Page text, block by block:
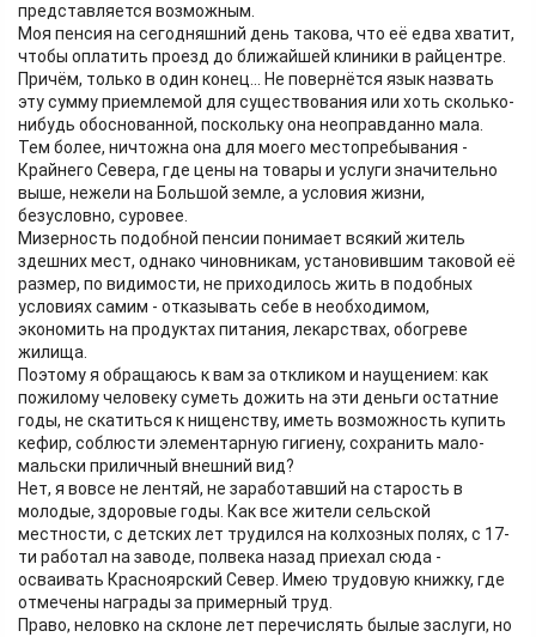
представляется возможным.
Моя пенсия на сегодняшний день такова, что её едва хватит,
чтобы оплатить проезд до ближайшей клиники в райцентре.
Причём, только в один конец... Не повернётся язык назвать
эту сумму приемлемой для существования или хоть сколько-
нибудь обоснованной, поскольку она неоправданно мала.
Тем более, ничтожна она для моего местопребывания -
Крайнего Севера, где цены на товары и услуги значительно
выше, нежели на Большой земле, а условия жизни,
безусловно, суровее.
Мизерность подобной пенсии понимает всякий житель
здешних мест, однако чиновникам, установившим таковой её
размер, по видимости, не приходилось жить в подобных
условиях самим - отказывать себе в необходимом,
экономить на продуктах питания, лекарствах, обогреве
жилища.
Поэтому я обращаюсь к вам за откликом и наущением: как
пожилому человеку суметь дожить на эти деньги остатние
годы, не скатиться к нищенству, иметь возможность купить
кефир, соблюсти элементарную гигиену, сохранить мало-
мальски приличный внешний вид?
Нет, я вовсе не лентяй, не заработавший на старость в
молодые, здоровые годы. Как все жители сельской
местности, с детских лет трудился на колхозных полях, с 17-
ти работал на заводе, полвека назад приехал сюда -
осваивать Красноярский Север. Имею трудовую книжку, где
отмечены награды за примерный труд.
Право, неловко на склоне лет перечислять былые заслуги, но